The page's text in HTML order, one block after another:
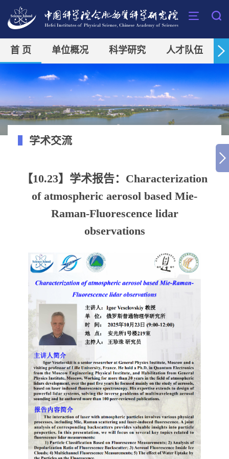
首 页 单位概况 科学研究 人才队伍
学术交流
【10.23】学术报告：Characterization
of atmospheric aerosol based Mie-
Raman-Fluorescence lidar
observations